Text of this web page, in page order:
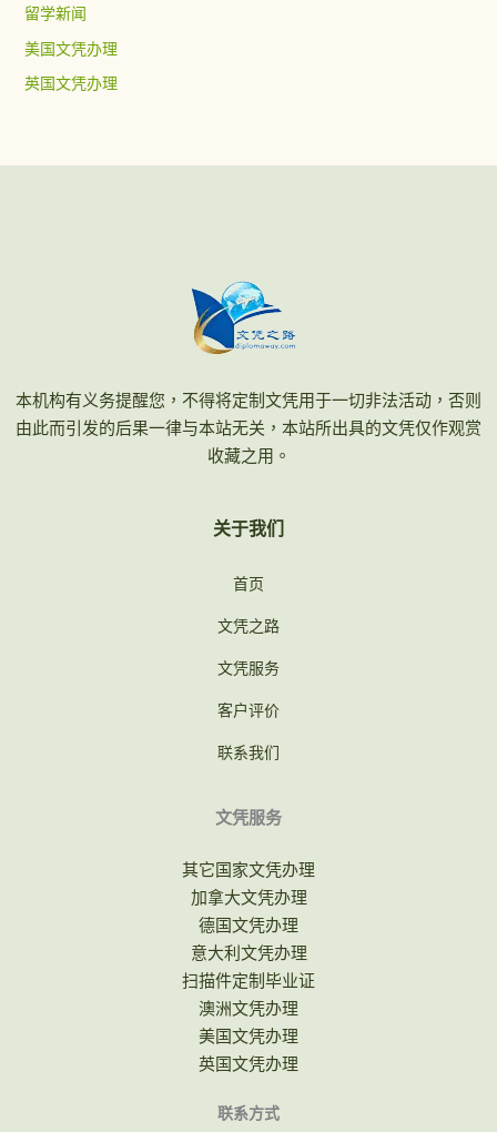
留学新闻
美国文凭办理
英国文凭办理
本机构有义务提醒您，不得将定制文凭用于一切非法活动，否则
由此而引发的后果一律与本站无关，本站所出具的文凭仅作观赏
收藏之用。
关于我们
首页
文凭之路
文凭服务
客户评价
联系我们
文凭服务
其它国家文凭办理
加拿大文凭办理
德国文凭办理
意大利文凭办理
扫描件定制毕业证
澳洲文凭办理
美国文凭办理
英国文凭办理
联系方式